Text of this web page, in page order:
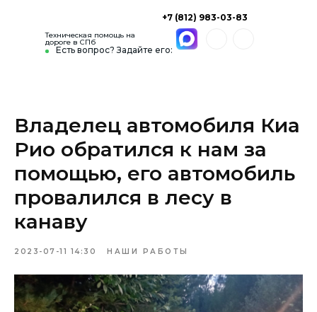
Есть вопрос? Задайте его:
+7 (812) 983-03-83
Техническая помощь на
дороге в СПб
Владелец автомобиля Киа
Рио обратился к нам за
помощью, его автомобиль
провалился в лесу в
канаву
2023-07-11 14:30 НАШИ РАБОТЫ